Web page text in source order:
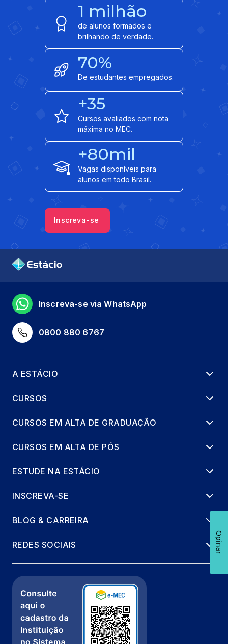
1 milhão
de alunos formados e
brilhando de verdade.
70%
De estudantes empregados.
+35
Cursos avaliados com nota
máxima no MEC.
+80mil
Vagas disponíveis para
alunos em todo Brasil.
Inscreva-se
0800 880 6767
Inscreva-se via WhatsApp
A ESTÁCIO
CURSOS
CURSOS EM ALTA DE GRADUAÇÃO
CURSOS EM ALTA DE PÓS
ESTUDE NA ESTÁCIO
INSCREVA-SE
BLOG & CARREIRA
REDES SOCIAIS Opinar